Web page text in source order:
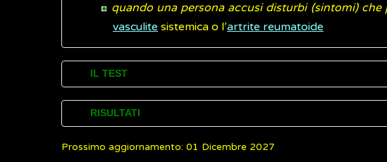
quando una persona accusi disturbi (sintomi) che
vasculite sistemica o l’artrite reumatoide
IL TEST
La VES è un esame molto semplice, non ha
(campione) da una vena del braccio.
RISULTATI
La VES è misurata in millimetri l’ora e i valori normali
Prossimo aggiornamento: 01 Dicembre 2027